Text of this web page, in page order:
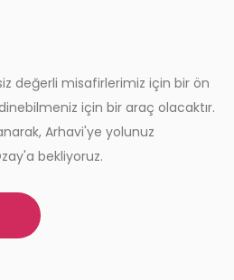
değerli misafirlerimiz için bir ön
için bir araç olacaktır.
Arhavi'ye yolunuz
bekliyoruz.